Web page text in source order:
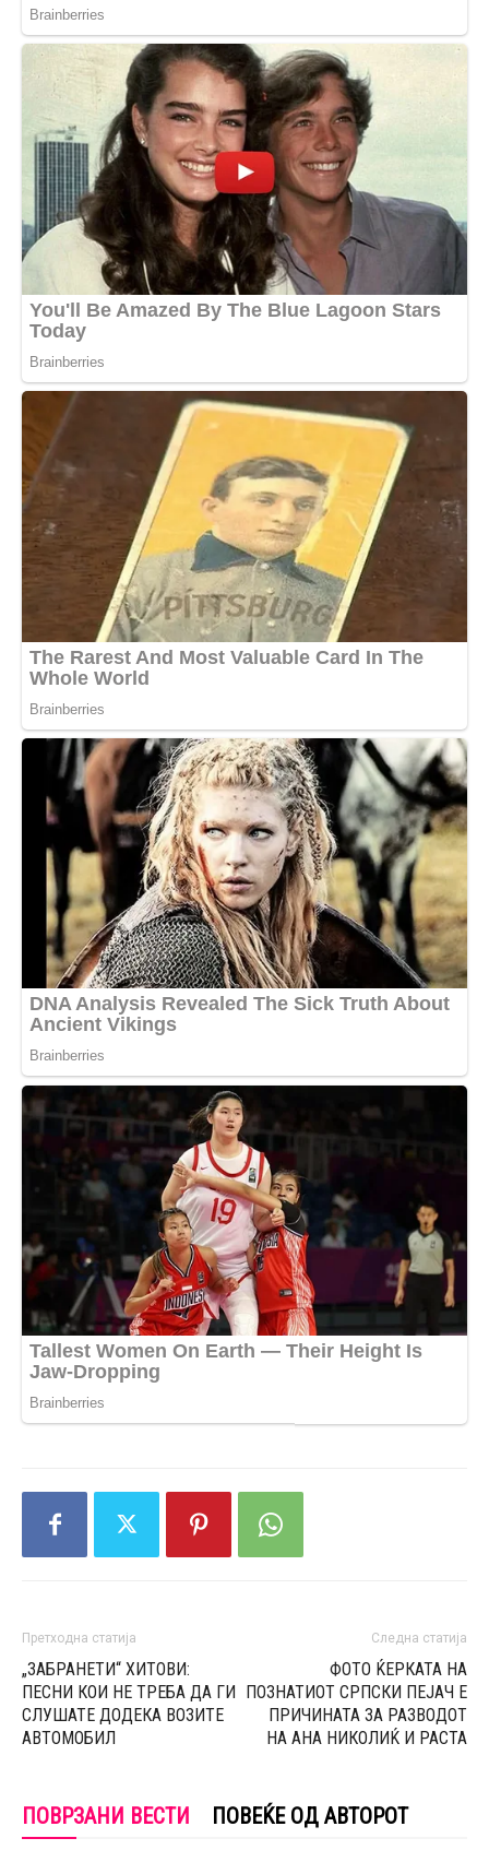
Претходна статија
„ЗАБРАНЕТИ“ ХИТОВИ:
ПЕСНИ КОИ НЕ ТРЕБА ДА ГИ
СЛУШАТЕ ДОДЕКА ВОЗИТЕ
АВТОМОБИЛ
Следна статија
ФОТО ЌЕРКАТА НА
ПОЗНАТИОТ СРПСКИ ПЕЈАЧ Е
ПРИЧИНАТА ЗА РАЗВОДОТ
НА АНА НИКОЛИЌ И РАСТА
ПОВРЗАНИ ВЕСТИ ПОВЕЌЕ ОД АВТОРОТ